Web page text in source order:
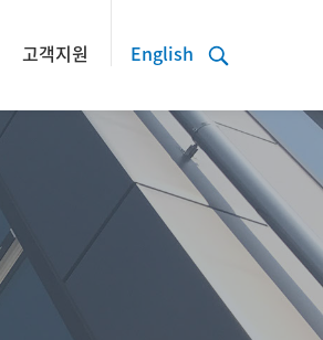
고객지원 English